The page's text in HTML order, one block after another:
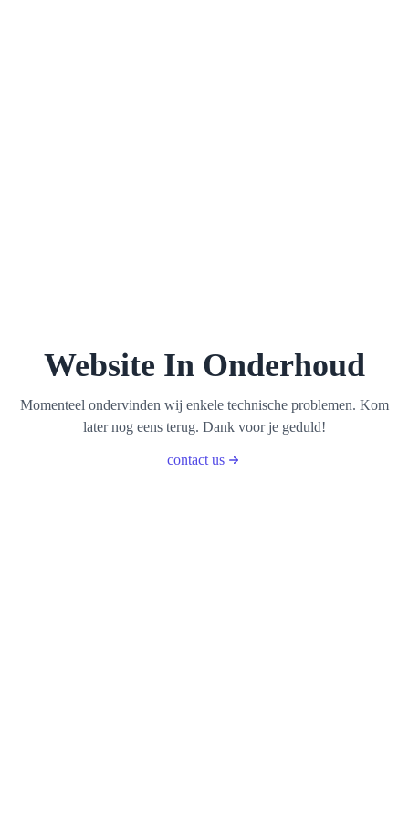
Website In Onderhoud
Momenteel ondervinden wij enkele technische problemen. Kom
later nog eens terug. Dank voor je geduld!
contact us